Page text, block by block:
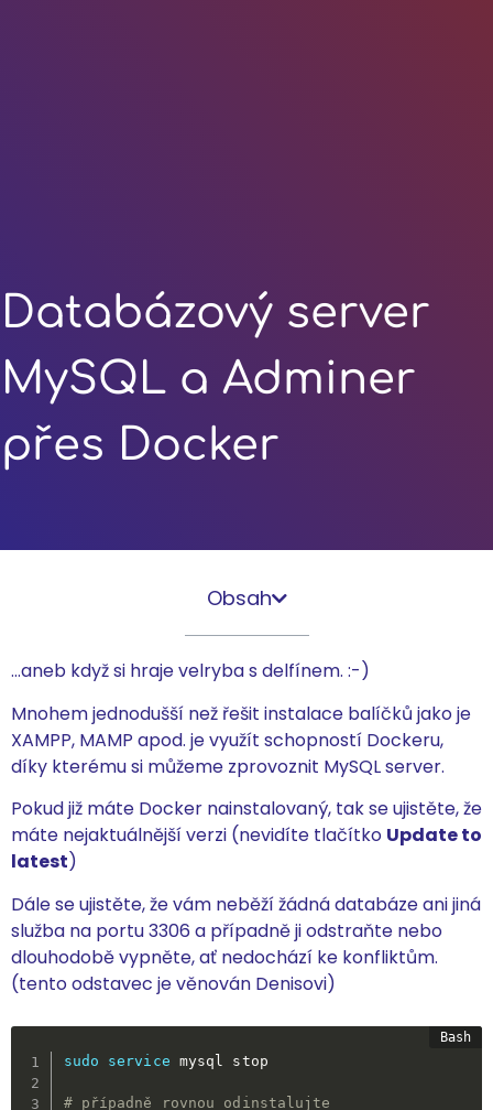
Databázový server
MySQL a Adminer
přes Docker
Obsah
…aneb když si hraje velryba s delfínem. :-)
Mnohem jednodušší než řešit instalace balíčků jako je
XAMPP, MAMP apod. je využít schopností Dockeru,
díky kterému si můžeme zprovoznit MySQL server.
Pokud již máte Docker nainstalovaný, tak se ujistěte, že
máte nejaktuálnější verzi (nevidíte tlačítko Update to
latest)
Dále se ujistěte, že vám neběží žádná databáze ani jiná
služba na portu 3306 a případně ji odstraňte nebo
dlouhodobě vypněte, ať nedochází ke konfliktům.
(tento odstavec je věnován Denisovi)
sudo service mysql stop
# případně rovnou odinstalujte